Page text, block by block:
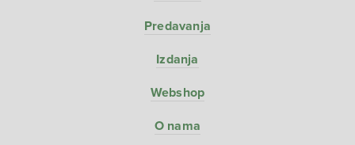
Predavanja
Izdanja
Webshop
O nama